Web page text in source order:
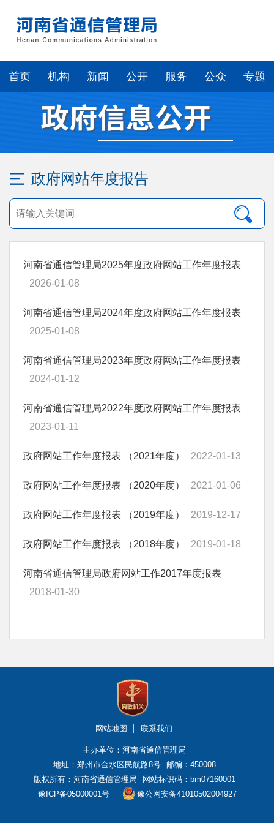
首页 机构 新闻 公开 服务 公众 专题
政府网站年度报告
河南省通信管理局2025年度政府网站工作年度报表
2026-01-08
河南省通信管理局2024年度政府网站工作年度报表
2025-01-08
河南省通信管理局2023年度政府网站工作年度报表
2024-01-12
河南省通信管理局2022年度政府网站工作年度报表
2023-01-11
政府网站工作年度报表 （2021年度） 2022-01-13
政府网站工作年度报表 （2020年度） 2021-01-06
政府网站工作年度报表 （2019年度） 2019-12-17
政府网站工作年度报表 （2018年度） 2019-01-18
河南省通信管理局政府网站工作2017年度报表
2018-01-30
网站地图 联系我们
主办单位：河南省通信管理局
地址：郑州市金水区民航路8号
邮编：450008
版权所有：河南省通信管理局
网站标识码：bm07160001
豫ICP备05000001号
豫公网安备41010502004927